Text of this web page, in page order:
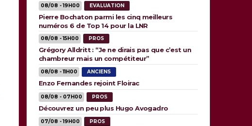
08/08 - 19H00 EVALUATION
Pierre Bochaton parmi les cinq meilleurs
numéros 6 de Top 14 pour la LNR
08/08 - 15H00 PROS
Grégory Alldritt : “Je ne dirais pas que c’est un
chambreur mais un compétiteur”
08/08 - 11H00 ANCIENS
Enzo Fernandes rejoint Floirac
08/08 - 07H00 PROS
Découvrez un peu plus Hugo Avogadro
07/08 - 19H00 PROS